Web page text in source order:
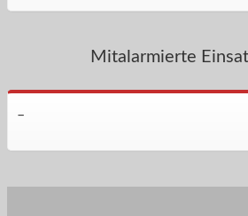
Mitalarmierte
–